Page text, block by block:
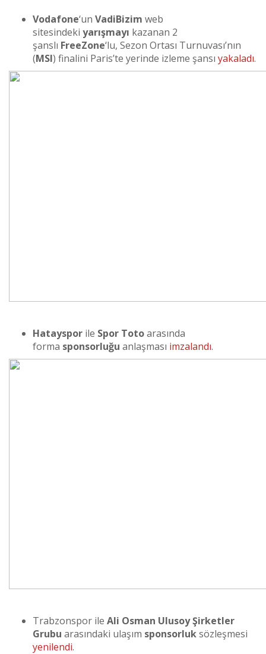
Vodafone‘un VadiBizim web
sitesindeki yarışmayı kazanan 2
şanslı FreeZone‘lu, Sezon Ortası Turnuvası’nın
(MSI) finalini Paris’te yerinde izleme şansı yakaladı.
Hatayspor ile Spor Totoarasında
forma sponsorluğu anlaşması imzalandı.
Trabzonspor ile Ali Osman Ulusoy Şirketler
Grubu arasındaki ulaşım sponsorluksözleşmesi
yenilendi.